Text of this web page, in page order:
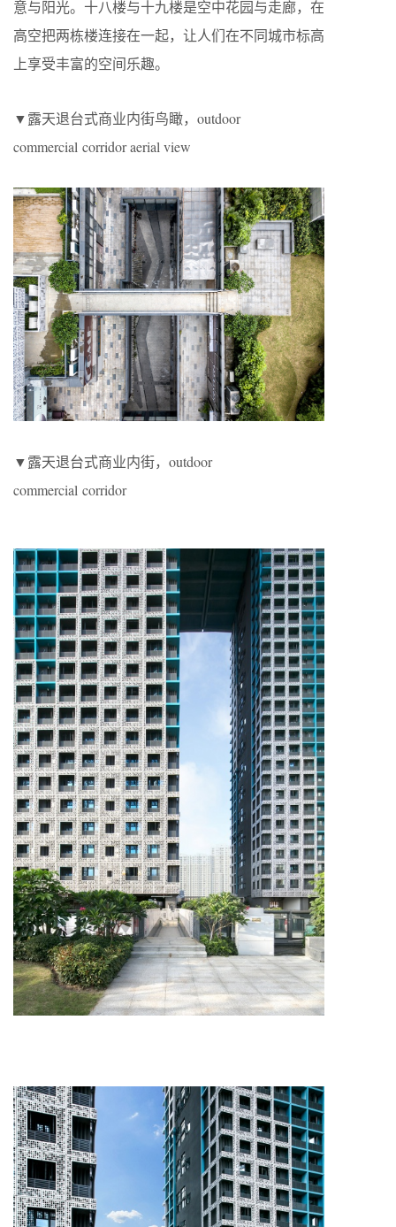
意与阳光。十八楼与十九楼是空中花园与走廊，在
高空把两栋楼连接在一起，让人们在不同城市标高
上享受丰富的空间乐趣。
▼露天退台式商业内街鸟瞰，outdoor
commercial corridor aerial view
▼露天退台式商业内街，outdoor
commercial corridor